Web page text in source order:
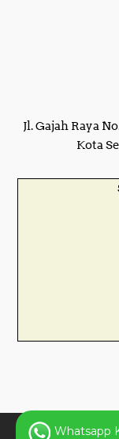
Jl. Gajah Raya
Kota
Copyright ©
Whatsapp